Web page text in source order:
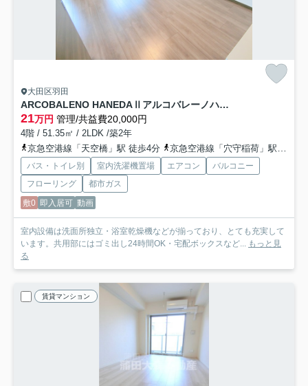
大田区羽田
ARCOBALENO HANEDAⅡアルコバレーノハネダツー
21万円 管理/共益費20,000円
4階 / 51.35㎡ / 2LDK /築2年
京急空港線「天空橋」駅 徒歩4分
京急空港線「穴守稲荷」駅 徒歩7分
バス・トイレ別 室内洗濯機置場 エアコン
バルコニー
フローリング
都市ガス
敷0 即入居可 動画
室内設備は洗面所独立・浴室乾燥機などが揃っており、とても充実して
います。共用部にはゴミ出し24時間OK・宅配ボックスなど... もっと見
る
賃貸マンション